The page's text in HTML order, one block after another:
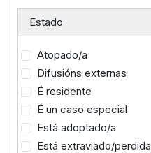
Estado
Atopado/a
Difusións externas
É residente
É un caso especial
Está adoptado/a
Está extraviado/perdida